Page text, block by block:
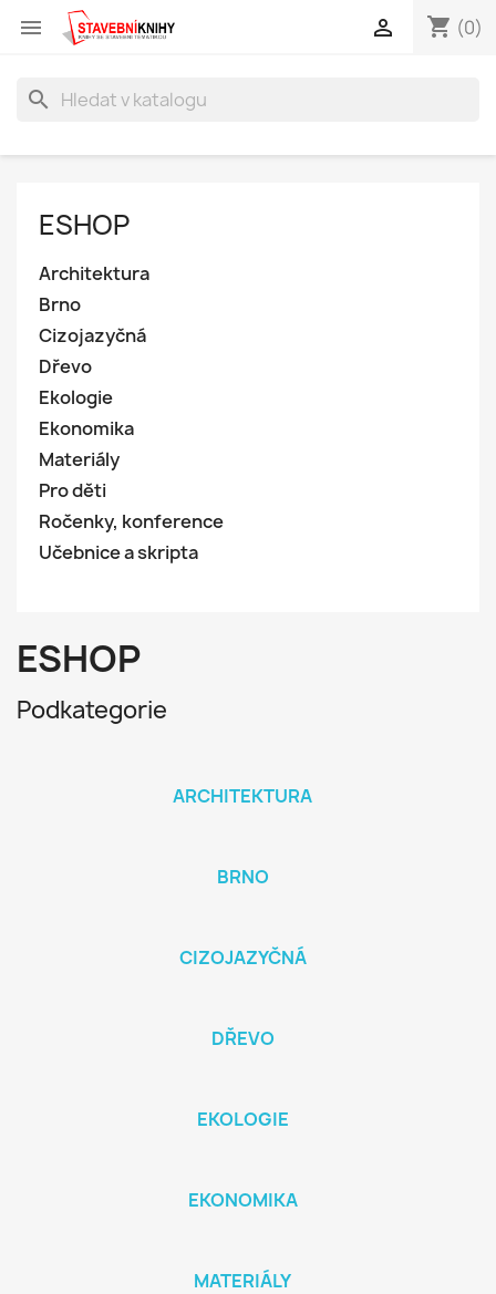
 shopping_cart (0)

search
ESHOP
Architektura
Brno
Cizojazyčná
Dřevo
Ekologie
Ekonomika
Materiály
Pro děti
Ročenky, konference
Učebnice a skripta
ESHOP
Podkategorie
ARCHITEKTURA
BRNO
CIZOJAZYČNÁ
DŘEVO
EKOLOGIE
EKONOMIKA
MATERIÁLY